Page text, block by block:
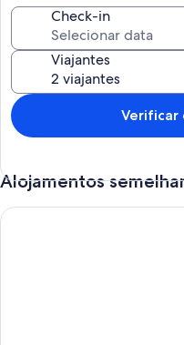
Check-in
Viajantes
Verificar
Alojamentos
Villa T4 à Kourou Avec